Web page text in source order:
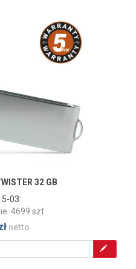
32 GB
03
4699 szt.
netto